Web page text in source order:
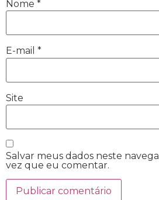
Nome *
E-mail *
Site
Salvar meus dados neste
vez que eu comentar.